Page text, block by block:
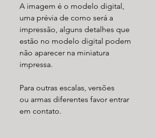
A imagem é o modelo digital,
uma prévia de como será a
impressão, alguns detalhes que
estão no modelo digital podem
não aparecer na miniatura
impressa.
Para outras escalas, versões
ou armas diferentes favor entrar
em contato.